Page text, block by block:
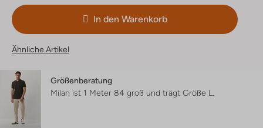
In den Warenkorb
Ähnliche Artikel
Größenberatung
Milan ist 1 Meter 84 groß und trägt Größe L.